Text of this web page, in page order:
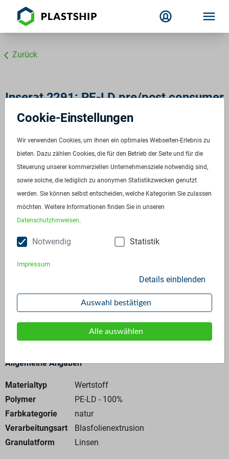
Zurück
Inserat 2291: PE-LD pre/post consumer
natur
ETERLENE
ID:2291
Verfügbar ab:Sofort
Frequenz:Auf Anfrage
Menge:1 t
Standardverpackung/Bereitstellungsart:25kg-Säcke
Kreislauffähig
Allgemeine Angaben
Materialtyp
Wertstoff
Polymer
PE-LD - 100%
Farbkategorie
natur
Verarbeitungsart
Blasfolienextrusion
Granulatform
Linsen
Cookie-Einstellungen
Wir verwenden Cookies, um Ihnen ein optimales Webseiten-Erlebnis zu
bieten. Dazu zählen Cookies, die für den Betrieb der Seite und für die
Steuerung unserer kommerziellen Unternehmensziele notwendig sind,
sowie solche, die lediglich zu anonymen Statistikzwecken genutzt
werden. Sie können selbst entscheiden, welche Kategorien Sie zulassen
möchten. Weitere Informationen finden Sie in unseren
Datenschutzhinweisen.
Notwendig Statistik
Impressum
Details einblenden
Auswahl bestätigen
Alle auswählen